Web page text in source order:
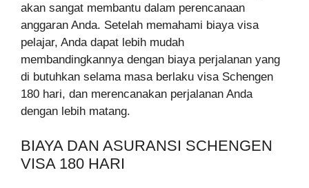
akan sangat membantu dalam perencanaan
anggaran Anda. Setelah memahami biaya visa
pelajar, Anda dapat lebih mudah
membandingkannya dengan biaya perjalanan yang
di butuhkan selama masa berlaku visa Schengen
180 hari, dan merencanakan perjalanan Anda
dengan lebih matang.
BIAYA DAN ASURANSI SCHENGEN
VISA 180 HARI